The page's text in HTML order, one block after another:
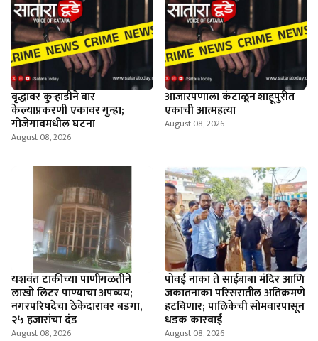
वृद्धावर कुऱ्हाडीने वार
केल्याप्रकरणी एकावर गुन्हा;
गोजेगावमधील घटना
August 08, 2026
आजारपणाला कंटाळून शाहूपुरीत
एकाची आत्महत्या
August 08, 2026
यशवंत टाकीच्या पाणीगळतीने
लाखो लिटर पाण्याचा अपव्यय;
नगरपरिषदेचा ठेकेदारावर बडगा,
२५ हजारांचा दंड
August 08, 2026
पोवई नाका ते साईबाबा मंदिर आणि
जकातनाका परिसरातील अतिक्रमणे
हटविणार; पालिकेची सोमवारपासून
धडक कारवाई
August 08, 2026